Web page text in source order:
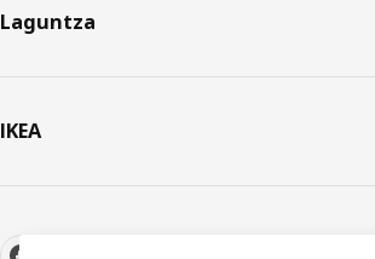
Laguntza
IKEA